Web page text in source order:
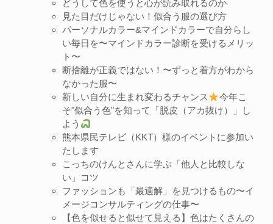
どうして色を使うと心が読み取れるのか
見た目だけじゃない！似合う服の選び方
パーソナルカラー&マインドカラーで自分らし
い毎日を〜マインドカラー診断を受けるメリッ
ト〜
断捨離が正義ではない！〜ずっと着方がわから
なかった服〜
新しい自分に生まれ変わるチャンス
今年こ
そ"似合う色"を知って「脱皮（アカ抜け）」し
よう
熊本県民テレビ（KKT）様のイベントに参加い
たします
こっちのけんとさんに学ぶ「他人と比較しな
い」コツ
ファッションも「最適解」を見つけるもの〜イ
メージコンサルティングの仕事〜
【色を似せると似せて見える】色はたくさんの